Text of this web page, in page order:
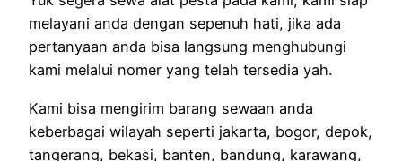
melayani anda dengan sepenuh hati, jika ada
pertanyaan anda bisa langsung menghubungi
kami melalui nomer yang telah tersedia yah.
Kami bisa mengirim barang sewaan anda
keberbagai wilayah seperti jakarta, bogor, depok,
tangerang, bekasi, banten, bandung, karawang,